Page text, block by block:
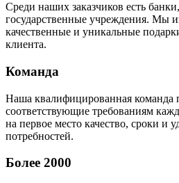
Среди наших заказчиков есть
государственные учреждения. Мы
качественные и уникальные
клиента.
Команда
Наша квалифицированная команда
соответствующие требованиям
на первое место качество, сроки и
потребностей.
Более 2000